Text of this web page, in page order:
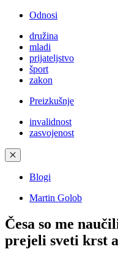
Odnosi
družina
mladi
prijateljstvo
šport
zakon
Preizkušnje
invalidnost
zasvojenost
✕
Blogi
Martin Golob
Česa so me
prejeli sveti krst